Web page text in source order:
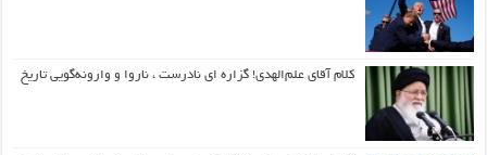
کلام آقای علم‌الهدی! گزاره ای نادرست ، ناروا و وارونه‌گویی تاریخ